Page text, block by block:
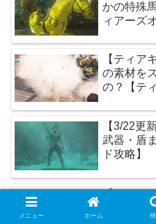
かの特殊
ィアーズ
【ティア
の素材を
の？【テ
【3/22更
武器・盾
ド攻略】
【ティア
の石碑で
メニュー ホーム